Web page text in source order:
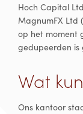
Hoch Capital
MagnumFX Ltd
op het moment
gedupeerden is
Wat
Ons kantoor